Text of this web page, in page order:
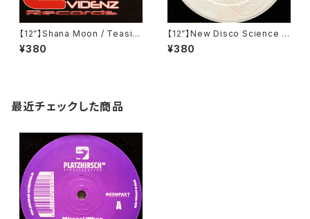
【12”】Shana Moon / Teasin
g (Evidenz) (EVIDENZ 003)
¥380
【12”】New Disco Science Al
liance / Nylon Groover / W
ake Up And Smell The Cof
¥380
最近チェックした商品